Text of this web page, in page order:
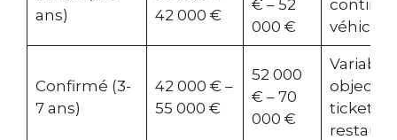
ans)
42 000 €
€ – 52
000 €
véhicule
Confirmé (3-
7 ans)
42 000 € –
55 000 €
52 000
€ – 70
000 €
Variable
tickets